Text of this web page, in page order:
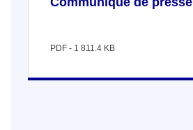
PDF - 1 811.4 KB